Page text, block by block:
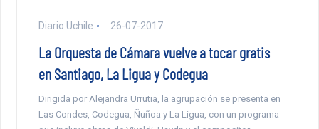
Diario Uchile 26-07-2017
La Orquesta de Cámara vuelve a tocar gratis
en Santiago, La Ligua y Codegua
Dirigida por Alejandra Urrutia, la agrupación se presenta en
Las Condes, Codegua, Ñuñoa y La Ligua, con un programa